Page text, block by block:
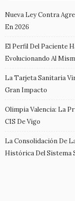
Nueva Ley Contra
En 2026
El Perfil Del Paciente
Evolucionando Al
La Tarjeta Sanitaria
Gran Impacto
Olimpia Valencia: La
CIS De Vigo
La Consolidación De
Histórica Del Sistema